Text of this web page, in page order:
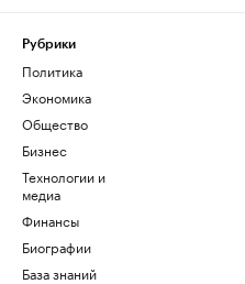
Рубрики
Политика
Экономика
Общество
Бизнес
Технологии и
медиа
Финансы
Биографии
База знаний